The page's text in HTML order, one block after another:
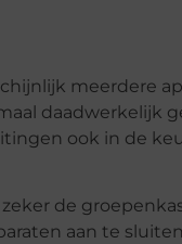
meerdere
daadwerkelijk
ook in de
de
aan te